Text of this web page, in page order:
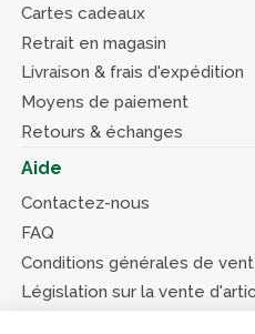
Cartes cadeaux
Retrait en magasin
Livraison & frais d'expédition
Moyens de paiement
Retours & échanges
Aide
Contactez-nous
FAQ
Conditions générales de
Législation sur la vente